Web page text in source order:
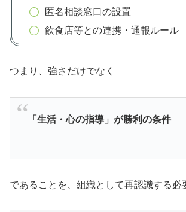
匿名相談窓口の設置
飲食店等との連携・通報ルール
つまり、強さだけでなく
「生活・心の指導」が勝利の条件
であることを、組織として再認識する必